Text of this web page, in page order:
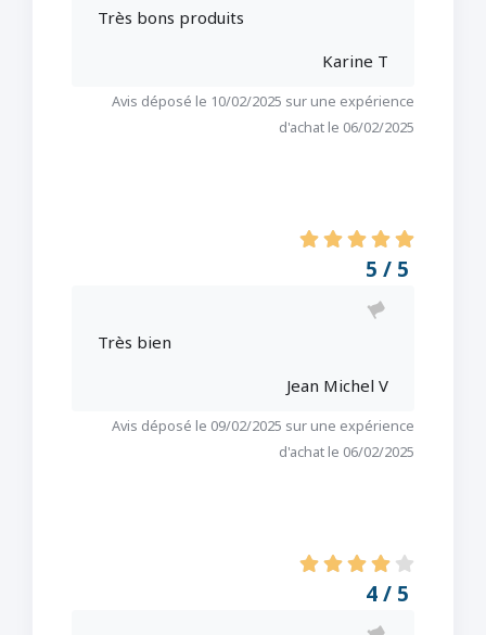
Très bons produits
Karine T
Avis déposé le 10/02/2025 sur une expérience
d'achat le 06/02/2025
5 / 5
Très bien
Jean Michel V
Avis déposé le 09/02/2025 sur une expérience
d'achat le 06/02/2025
4 / 5